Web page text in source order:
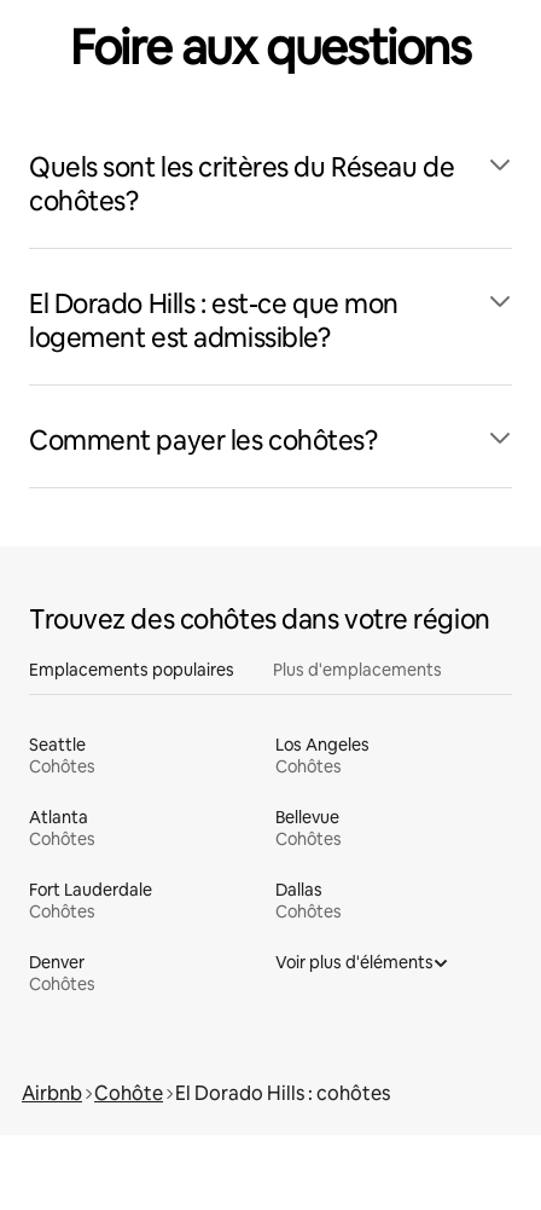
Foire aux questions
Quels sont les critères du Réseau de
cohôtes?
El Dorado Hills : est-ce que mon
logement est admissible?
Comment payer les cohôtes?
Trouvez des cohôtes dans votre région
Emplacements populaires Plus d'emplacements
Seattle
Cohôtes
Los Angeles
Cohôtes
Atlanta
Cohôtes
Bellevue
Cohôtes
Fort Lauderdale
Cohôtes
Dallas
Cohôtes
Denver
Cohôtes
Voir plus d'éléments
Airbnb Cohôte El Dorado Hills : cohôtes